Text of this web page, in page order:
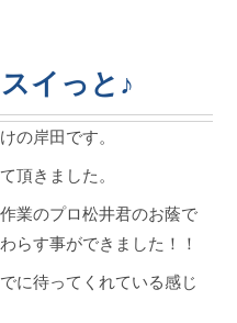
イっと♪
の岸田です。
頂きました。
業のプロ松井君のお蔭で
らす事ができました！！
に待ってくれている感じ